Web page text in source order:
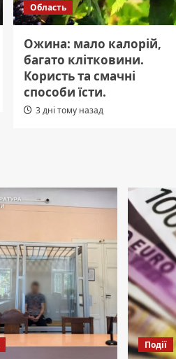
Область
Ожина: мало калорій,
багато клітковини.
Користь та смачні
способи їсти.
3 дні тому назад
Події